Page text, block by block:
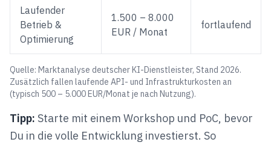
Laufender
Betrieb &
Optimierung
1.500 – 8.000
EUR / Monat
fortlaufend
Quelle: Marktanalyse deutscher KI-Dienstleister, Stand 2026.
Zusätzlich fallen laufende API- und Infrastrukturkosten an
(typisch 500 – 5.000 EUR/Monat je nach Nutzung).
Tipp: Starte mit einem Workshop und PoC, bevor
Du in die volle Entwicklung investierst. So